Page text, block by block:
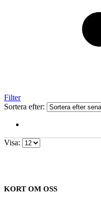
Filter
Sortera efter:
Visa:
KORT OM OSS